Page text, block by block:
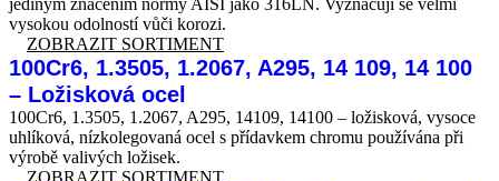
jediným značením normy AISI jako 316LN. Vyznačují se velmi
vysokou odolností vůči korozi.
ZOBRAZIT SORTIMENT
100Cr6, 1.3505, 1.2067, A295, 14 109, 14 100
– Ložisková ocel
100Cr6, 1.3505, 1.2067, A295, 14109, 14100 – ložisková, vysoce
uhlíková, nízkolegovaná ocel s přídavkem chromu používána při
výrobě valivých ložisek.